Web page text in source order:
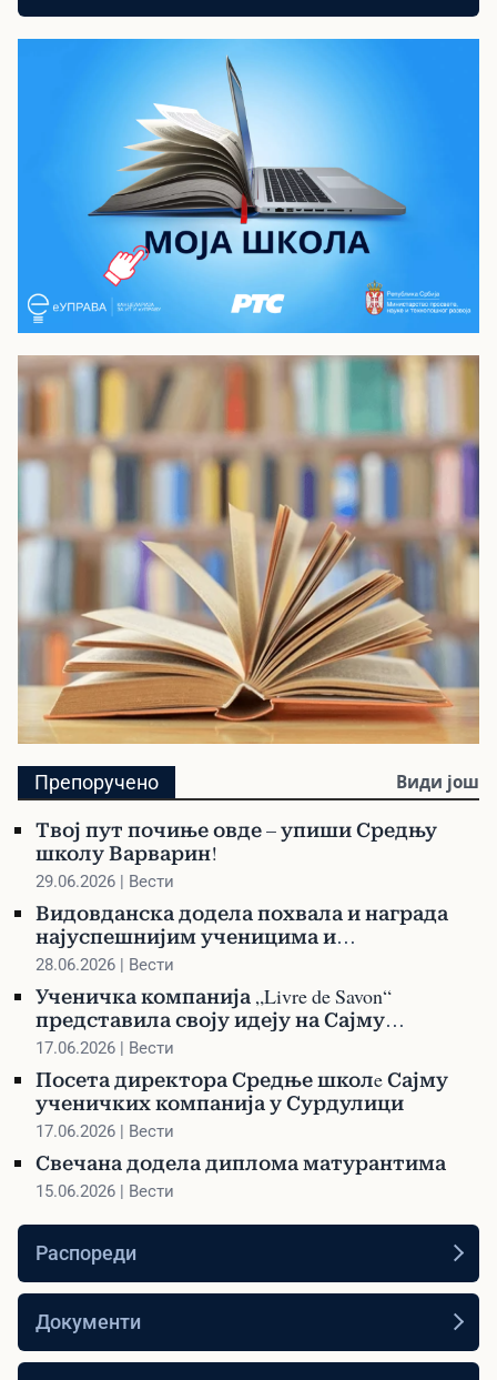
Моја школа - РТС Планета
Видео лекције из опшеобразовних и
стручних предмета за средњу школу
Библиотека
Претражите библиотеку и наручите своју
књигу
Препоручено Види још
Твој пут почиње овде – упиши Средњу
школу Варварин!
29.06.2026 | Вести
Видовданска додела похвала и награда
најуспешнијим ученицима и
професорима
28.06.2026 | Вести
Ученичка компанија „Livre de Savon“
представила своју идеју на Сајму
ученичких компанија у Сурдулици
17.06.2026 | Вести
Посета директора Средње школe Сајму
ученичких компанија у Сурдулици
17.06.2026 | Вести
Свечана додела диплома матурантима
15.06.2026 | Вести
Распореди
Документи